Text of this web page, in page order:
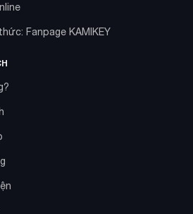
Fanpage KAMIKEY